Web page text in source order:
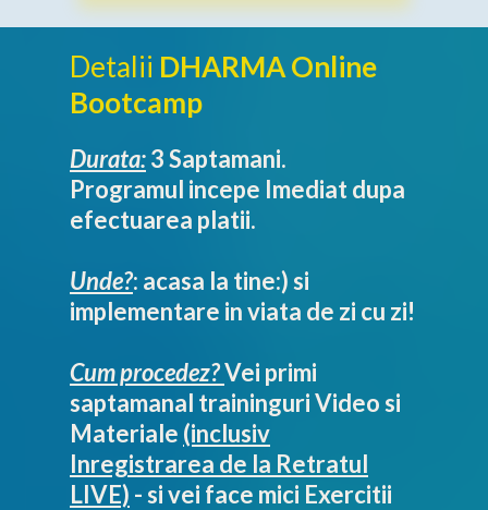
Detalii DHARMAOnline
Bootcamp
Durata:3 Saptamani.
Programul incepe Imediat dupa
efectuarea platii.
Unde?: acasa la tine:) si
implementare in viata de zi cu zi!
Cum procedez?Vei primi
saptamanal traininguri Video si
Materiale (inclusiv
Inregistrarea de la Retratul
LIVE) - si vei face mici Exercitii